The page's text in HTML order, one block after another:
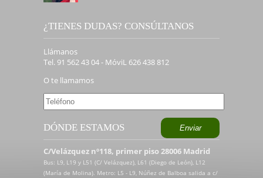
¿TIENES DUDAS? CONSÚLTANOS
Llámanos
Tel. 91 562 43 04 - MóviL 626 438 812
O te llamamos
DÓNDE ESTAMOS
C/Velázquez nº118, primer piso 28006 Madrid
Bus: L9, L19 y L51 (C/ Velázquez), L61 (Diego de León), L12
(María de Molina). Metro: L5 - L9, Núñez de Balboa salida a c/